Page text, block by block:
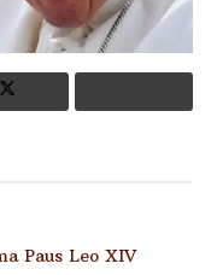
Paus Leo XIV